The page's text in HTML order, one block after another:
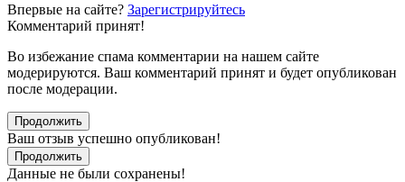
Впервые на сайте? Зарегистрируйтесь
Комментарий принят!
Во избежание спама комментарии на нашем сайте
модерируются. Ваш комментарий принят и будет опубликован
после модерации.
Продолжить
Ваш отзыв успешно опубликован!
Продолжить
Данные не были сохранены!